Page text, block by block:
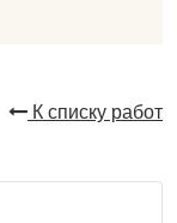
К списку работ